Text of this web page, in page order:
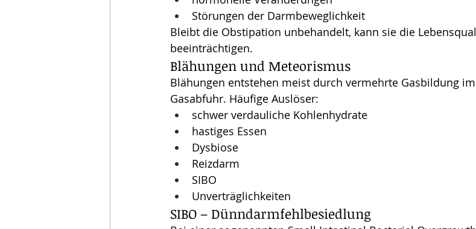
Störungen der Darmbeweglichkeit
Bleibt die Obstipation unbehandelt, kann sie die
beeinträchtigen.
Blähungen und Meteorismus
Blähungen entstehen meist durch vermehrte Gasbildung
Gasabfuhr. Häufige Auslöser:
schwer verdauliche Kohlenhydrate
hastiges Essen
Dysbiose
Reizdarm
SIBO
Unverträglichkeiten
SIBO – Dünndarmfehlbesiedlung